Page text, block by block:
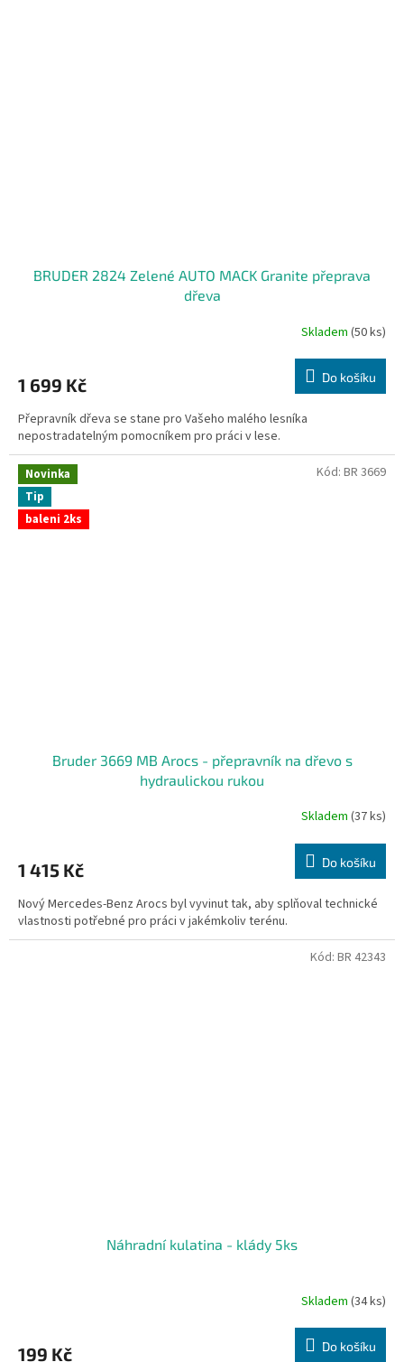
BRUDER 2824 Zelené AUTO MACK Granite přeprava
dřeva
Skladem (50 ks)
1 699 Kč Do košíku
Přepravník dřeva se stane pro Vašeho malého lesníka
nepostradatelným pomocníkem pro práci v lese.
Novinka
Tip
baleni 2ks
Bruder 3669 MB Arocs - přepravník na dřevo s
hydraulickou rukou
Skladem (37 ks)
1 415 Kč Do košíku
Nový Mercedes-Benz Arocs byl vyvinut tak, aby splňoval technické
vlastnosti potřebné pro práci v jakémkoliv terénu.
Kód: BR 3669
Náhradní kulatina - klády 5ks
Skladem (34 ks)
199 Kč Do košíku
Kód: BR 42343